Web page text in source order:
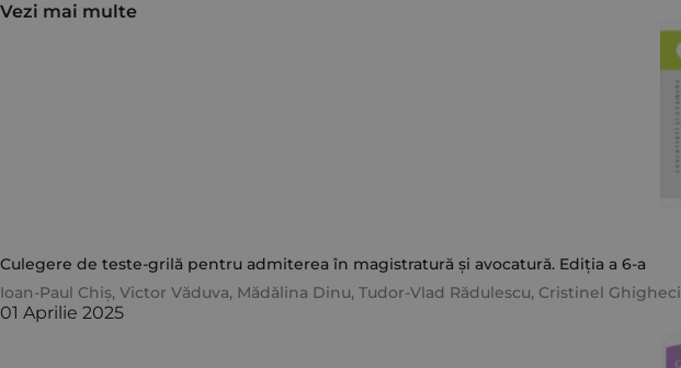
Vezi mai multe
Culegere de teste-grilă pentru admiterea în magistratură și avocatură. Ediția a 6-a
Ioan-Paul Chiș, Victor Văduva, Mădălina Dinu, Tudor-Vlad Rădulescu, Cristinel Ghigheci
01 Aprilie 2025